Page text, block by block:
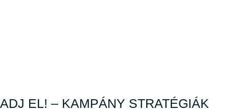
ADJ EL! – KAMPÁNY STRATÉGIÁK